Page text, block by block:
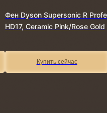
Фен Dyson Supersonic R
HD17, Ceramic Pink/Rose Gold
Купить сейчас